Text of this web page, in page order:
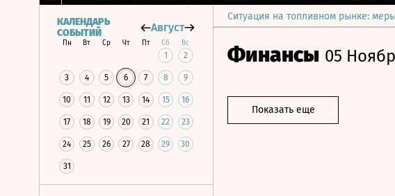
Ситуация на топливном рынке:
КАЛЕНДАРЬ
СОБЫТИЙ
Август
Пн Вт Ср Чт Пт Сб Вс
1 2
3 4 5 6 7 8 9
10 11 12 13 14 15 16
17 18 19 20 21 22 23
24 25 26 27 28 29 30
31
Финансы 05
Показать еще